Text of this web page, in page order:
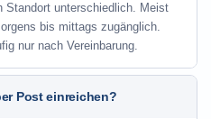
Standort unterschiedlich. Meist
bis mittags zugänglich.
nur nach Vereinbarung.
Post einreichen?